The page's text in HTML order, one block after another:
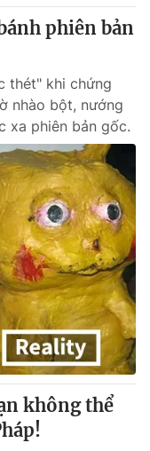
phiên bản
thét" khi chứng
nhào bột, nướng
xa phiên bản gốc.
không thể